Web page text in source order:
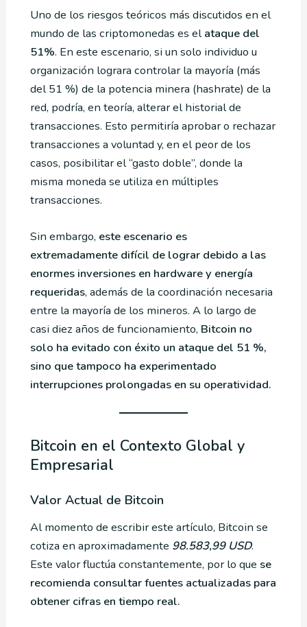
Uno de los riesgos teóricos más discutidos en el
mundo de las criptomonedas es elataque del
51%. En este escenario, si un solo individuo u
organización lograra controlar la mayoría (más
del 51 %) de la potencia minera (hashrate) de la
red, podría, en teoría, alterar el historial de
transacciones. Esto permitiría aprobar o rechazar
transacciones a voluntad y, en el peor de los
casos, posibilitar el “gasto doble”, donde la
misma moneda se utiliza en múltiples
transacciones.
Sin embargo, este escenario es
extremadamente difícil de lograr debido a las
enormes inversiones en hardware y energía
requeridas, además de la coordinación necesaria
entre la mayoría de los mineros. A lo largo de
casi diez años de funcionamiento, Bitcoin no
solo ha evitado con éxito un ataque del 51 %,
sino que tampoco ha experimentado
interrupciones prolongadas en su operatividad.
Bitcoin en el Contexto Global y
Empresarial
Valor Actual de Bitcoin
Al momento de escribir este artículo, Bitcoin se
cotiza en aproximadamente 98.583,99 USD.
Este valor fluctúa constantemente, por lo que se
recomienda consultar fuentes actualizadas para
obtener cifras en tiempo real.